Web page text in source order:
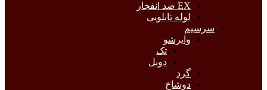
EX ضد انفجار
لوله تابلویی
سرسیم
وایرشو
تک
دوبل
گرد
دوشاخ